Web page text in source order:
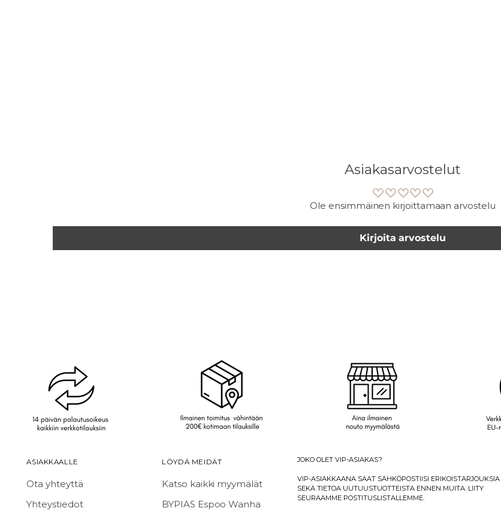
Asiakasarvostelut
Ole ensimmäinen kirjoittamaan arvostelu
Kirjoita arvostelu
ASIAKKAALLE
Ota yhteyttä
Yhteystiedot
LÖYDÄ MEIDÄT
Katso kaikki myymälät
BYPIAS Espoo Wanha
JOKO OLET VIP-ASIAKAS?
VIP-ASIAKKAANA SAAT SÄHKÖPOSTIISI ERIKOISTARJOUKSIA
SEKÄ TIETOA UUTUUSTUOTTEISTA ENNEN MUITA. LIITY
SEURAAMME POSTITUSLISTALLEMME.